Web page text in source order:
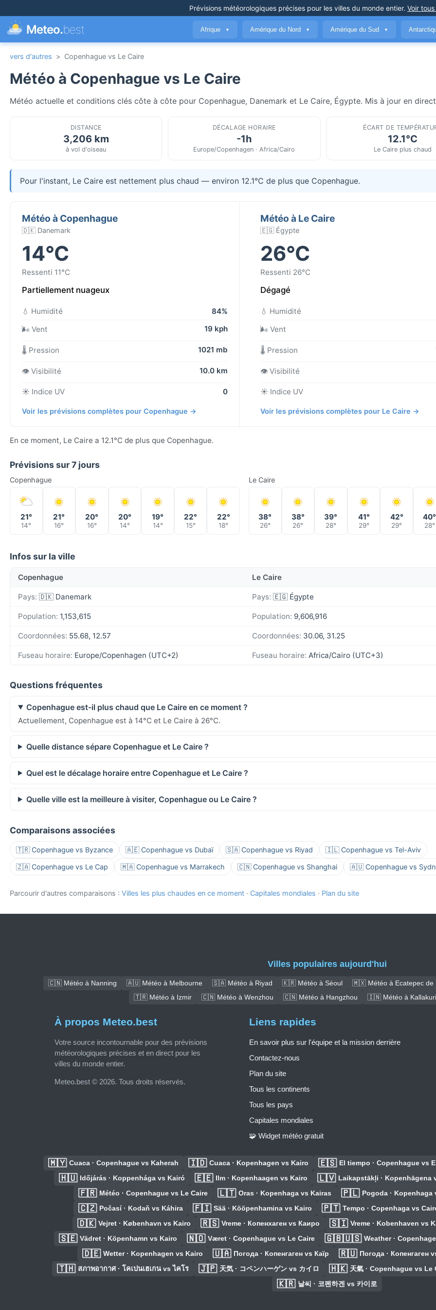
Prévisions météorologiques précises pour les villes du monde entier. Voir
Meteo.best Afrique ▼ Amérique du Nord ▼ Amérique du Sud ▼
vers d'autres > Copenhague vs Le Caire
Météo à Copenhague vs Le Caire
Météo actuelle et conditions clés côte à côte pour Copenhague, Danemark et Le Caire, Égypte. Mis à jour en
DISTANCE
3,206 km
à vol d'oiseau
DÉCALAGE HORAIRE
-1h
Europe/Copenhagen · Africa/Cairo
ÉCART DE
12.1°C
Le Caire plus chaud
Pour l'instant, Le Caire est nettement plus chaud — environ 12.1°C de plus que Copenhague.
Météo à Copenhague
🇩🇰 Danemark
14°C
Ressenti 11°C
Partiellement nuageux
💧 Humidité
84%
🌬️ Vent
19 kph
🌡️ Pression 1021 mb
👁️ Visibilité 10.0 km
☀️ Indice UV 0
Voir les prévisions complètes pour Copenhague →
Météo à Le Caire
🇪🇬 Égypte
26°C
Ressenti 26°C
Dégagé
💧 Humidité
🌬️ Vent
🌡️ Pression
👁️ Visibilité
☀️ Indice UV
Voir les prévisions complètes pour Le Caire →
En ce moment, Le Caire a 12.1°C de plus que Copenhague.
Prévisions sur 7 jours
Copenhague
21°
14°
21°
16°
20°
16°
20°
14°
19°
14°
22°
15°
22°
18°
Le Caire
38°
26°
38°
26°
39°
28°
41°
29°
42°
29°
40°
28°
Infos sur la ville
Copenhague Le Caire
Pays: 🇩🇰 Danemark Pays: 🇪🇬 Égypte
Population: 1,153,615 Population: 9,606,916
Coordonnées: 55.68, 12.57 Coordonnées: 30.06, 31.25
Fuseau horaire: Europe/Copenhagen (UTC+2) Fuseau horaire: Africa/Cairo (UTC+3)
Questions fréquentes
Copenhague est-il plus chaud que Le Caire en ce moment ?
Actuellement, Copenhague est à 14°C et Le Caire à 26°C.
Quelle distance sépare Copenhague et Le Caire ?
Quel est le décalage horaire entre Copenhague et Le Caire ?
Quelle ville est la meilleure à visiter, Copenhague ou Le Caire ?
Comparaisons associées
🇹🇷 Copenhague vs Byzance 🇦🇪 Copenhague vs Dubaï 🇸🇦 Copenhague vs Riyad 🇮🇱 Copenhague vs Tel-Aviv
🇿🇦 Copenhague vs Le Cap 🇲🇦 Copenhague vs Marrakech 🇨🇳 Copenhague vs Shanghai 🇦🇺 Copenhague vs
Parcourir d'autres comparaisons : Villes les plus chaudes en ce moment · Capitales mondiales · Plan du site
Villes populaires aujourd'hui
🇨🇳 Météo à Nanning 🇦🇺 Météo à Melbourne 🇸🇦 Météo à Riyad 🇰🇷 Météo à Séoul
🇲🇽 Météo à Ecatepec de
🇹🇷 Météo à Izmir
🇨🇳 Météo à Wenzhou 🇨🇳 Météo à Hangzhou 🇮🇳 Météo à
À propos Meteo.best
Votre source incontournable pour des prévisions
météorologiques précises et en direct pour les
villes du monde entier.
Meteo.best © 2026. Tous droits réservés.
Liens rapides
En savoir plus sur l'équipe et la mission derrière
Contactez-nous
Plan du site
Tous les continents
Tous les pays
Capitales mondiales
🧩 Widget météo gratuit
🇲🇾 Cuaca · Copenhague vs Kaherah 🇮🇩 Cuaca · Kopenhagen vs Kairo 🇪🇸 El tiempo · Copenhague vs
🇭🇺 Időjárás · Koppenhága vs Kairó 🇪🇪 Ilm · Kopenhaagen vs Kairo 🇱🇻 Laikapstākļi · Kopenhāgena
🇫🇷 Météo · Copenhague vs Le Caire 🇱🇹 Oras · Kopenhaga vs Kairas 🇵🇱 Pogoda · Kopenhaga
🇨🇿 Počasí · Kodaň vs Káhira 🇫🇮 Sää · Kööpenhamina vs Kairo 🇵🇹 Tempo · Copenhaga vs
🇩🇰 Vejret · København vs Kairo 🇷🇸 Vreme · Копенхаген vs Каиро 🇸🇮 Vreme · Kobenhaven vs
🇸🇪 Vädret · Köpenhamn vs Kairo 🇳🇴 Været · Copenhague vs Le Caire 🇬🇧🇺🇸 Weather ·
🇩🇪 Wetter · Kopenhagen vs Kairo 🇺🇦 Погода · Копенгаген vs Каїр 🇷🇺 Погода · Копенгаген
🇹🇭 สภาพอากาศ · โคเปนเฮเกน vs ไคโร 🇯🇵 天気 · コペンハーゲン vs カイロ 🇭🇰 天氣 · Copenhague vs Le
🇰🇷 날씨 · 코펜하겐 vs 카이로